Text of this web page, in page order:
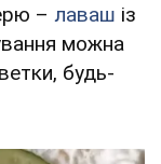
– лаваш із
можна
будь-